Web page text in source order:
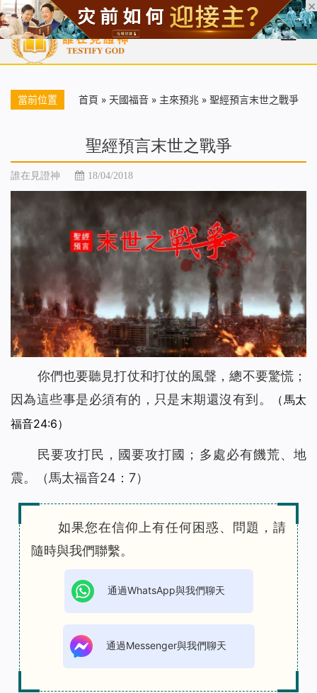
首頁 每日靈糧 天國福音 基督徒見證 信仰解答 聖經
當前位置 首頁 » 天國福音 » 主來預兆 » 聖經預言末世之戰爭
聖經預言末世之戰爭
誰在見證神 18/04/2018
你們也要聽見打仗和打仗的風聲，總不要驚慌；
因為這些事是必須有的，只是末期還沒有到。
（馬太
福音24:6）
民要攻打民，國要攻打國；多處必有饑荒、地
震。（馬太福音24：7）
如果您在信仰上有任何困惑、問題，請
隨時與我們聯繫。
通過WhatsApp與我們聊天
通過Messenger與我們聊天